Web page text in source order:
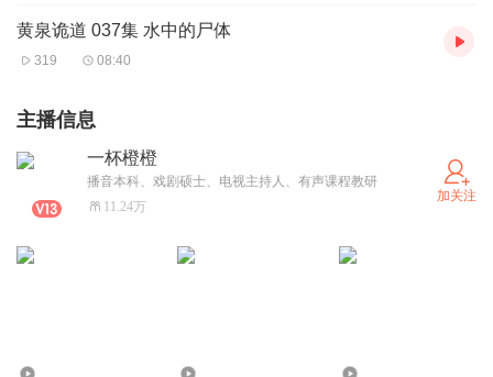
黄泉诡道 037集 水中的尸体
319 08:40
主播信息
一杯橙橙
播音本科、戏剧硕士、电视主持人、有声课程教研
11.24万
加关注